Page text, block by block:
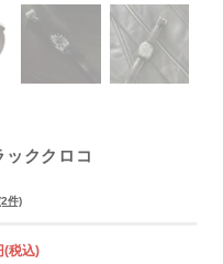
ッククロコ
件)
(税込)